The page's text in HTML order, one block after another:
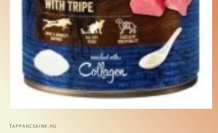
in
TAPPANCSAINK.HU